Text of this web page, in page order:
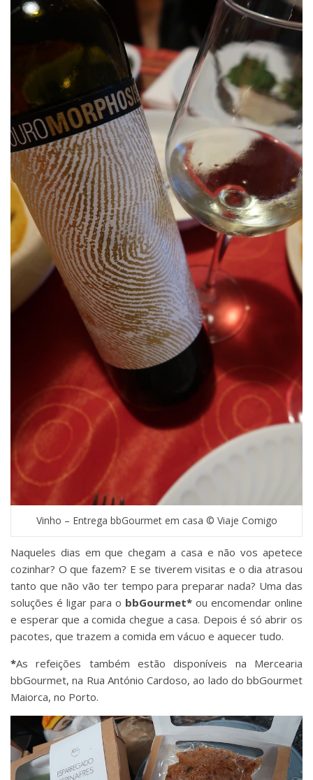
Vinho – Entrega bbGourmet em casa © Viaje Comigo
Naqueles dias em que chegam a casa e não vos apetece
cozinhar? O que fazem? E se tiverem visitas e o dia atrasou
tanto que não vão ter tempo para preparar nada? Uma das
soluções é ligar para o bbGourmet* ou encomendar online
e esperar que a comida chegue a casa. Depois é só abrir os
pacotes, que trazem a comida em vácuo e aquecer tudo.
*As refeições também estão disponíveis na Mercearia
bbGourmet, na Rua António Cardoso, ao lado do bbGourmet
Maiorca, no Porto.